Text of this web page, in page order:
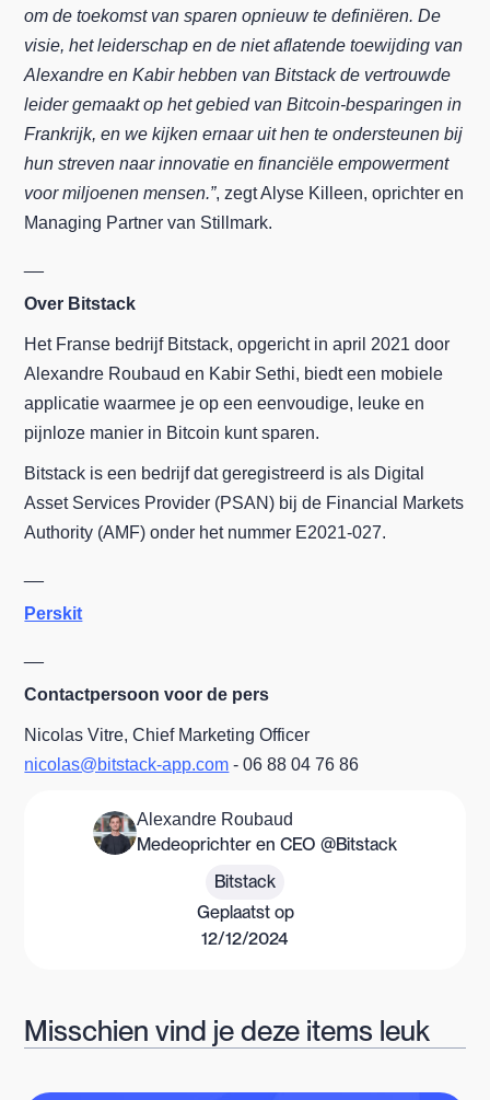
om de toekomst van sparen opnieuw te definiëren. De
visie, het leiderschap en de niet aflatende toewijding van
Alexandre en Kabir hebben van Bitstack de vertrouwde
leider gemaakt op het gebied van Bitcoin-besparingen in
Frankrijk, en we kijken ernaar uit hen te ondersteunen bij
hun streven naar innovatie en financiële empowerment
voor miljoenen mensen.”, zegt Alyse Killeen, oprichter en
Managing Partner van Stillmark.
Over Bitstack
Het Franse bedrijf Bitstack, opgericht in april 2021 door
Alexandre Roubaud en Kabir Sethi, biedt een mobiele
applicatie waarmee je op een eenvoudige, leuke en
pijnloze manier in Bitcoin kunt sparen.
Bitstack is een bedrijf dat geregistreerd is als Digital
Asset Services Provider (PSAN) bij de Financial Markets
Authority (AMF) onder het nummer E2021-027.
Perskit
Contactpersoon voor de pers
Nicolas Vitre, Chief Marketing Officer
nicolas@bitstack-app.com - 06 88 04 76 86
Alexandre Roubaud
Medeoprichter en CEO @Bitstack
Bitstack
Geplaatst op
12/12/2024
Misschien vind je deze items leuk